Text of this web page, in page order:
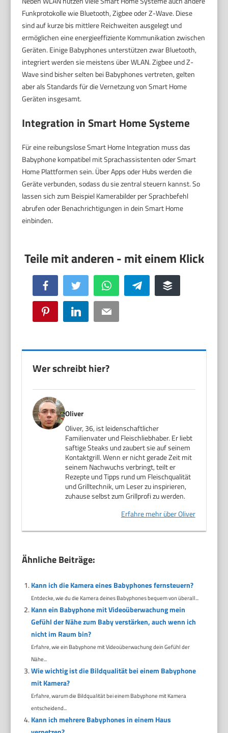
Funkprotokolle wie Bluetooth, Zigbee oder Z-Wave. Diese
sind auf kurze bis mittlere Reichweiten ausgelegt und
ermöglichen eine energieeffiziente Kommunikation zwischen
Geräten. Einige Babyphones unterstützen zwar Bluetooth,
integriert werden sie meistens über WLAN. Zigbee und Z-
Wave sind bisher selten bei Babyphones vertreten, gelten
aber als Standards für die Vernetzung von Smart Home
Geräten insgesamt.
Integration in Smart Home Systeme
Für eine reibungslose Smart Home Integration muss das
Babyphone kompatibel mit Sprachassistenten oder Smart
Home Plattformen sein. Über Apps oder Hubs werden die
Geräte verbunden, sodass du sie zentral steuern kannst. So
lassen sich zum Beispiel Kamerabilder per Sprachbefehl
abrufen oder Benachrichtigungen in dein Smart Home
einbinden.
Facebook Twitter WhatsApp Telegram Buffer
Pinterest LinkedIn Email
Wer schreibt hier?
Oliver
Oliver, 36, ist leidenschaftlicher
Familienvater und Fleischliebhaber. Er liebt
saftige Steaks und zaubert sie auf seinem
Kontaktgrill. Wenn er nicht gerade Zeit mit
seinem Nachwuchs verbringt, teilt er
Rezepte und Tipps rund um Fleischqualität
und Grilltechnik, um Leser zu inspirieren,
zuhause selbst zum Grillprofi zu werden.
Erfahre mehr über Oliver
Ähnliche Beiträge:
Kann ich die Kamera eines Babyphones fernsteuern?
Entdecke, wie du die Kamera deines Babyphones bequem von überall...
Kann ein Babyphone mit Videoüberwachung mein
Gefühl der Nähe zum Baby verstärken, auch wenn ich
nicht im Raum bin?
Erfahre, wie ein Babyphone mit Videoüberwachung dein Gefühl der
Nähe...
Wie wichtig ist die Bildqualität bei einem Babyphone
mit Kamera?
Erfahre, warum die Bildqualität bei einem Babyphone mit Kamera
entscheidend...
Kann ich mehrere Babyphones in einem Haus